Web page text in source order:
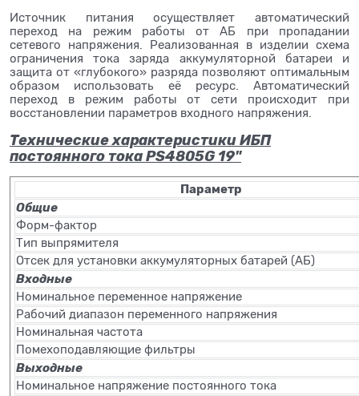
Источник питания осуществляет автоматический
переход на режим работы от АБ при пропадании
сетевого напряжения. Реализованная в изделии схема
ограничения тока заряда аккумуляторной батареи и
защита от «глубокого» разряда позволяют оптимальным
образом использовать её ресурс. Автоматический
переход в режим работы от сети происходит при
восстановлении параметров входного напряжения.
Технические характеристики ИБП
постоянного тока PS4805G 19"
Параметр
Общие
Форм-фактор
Тип выпрямителя
Отсек для установки аккумуляторных батарей (АБ)
Входные
Номинальное переменное напряжение
Рабочий диапазон переменного напряжения
Номинальная частота
Помехоподавляющие фильтры
Выходные
Номинальное напряжение постоянного тока